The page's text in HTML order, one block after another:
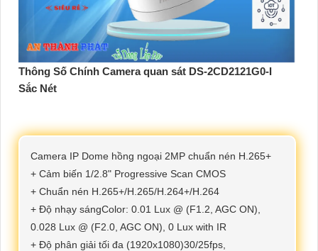
Thông Số Chính Camera quan sát DS-2CD2121G0-I
Sắc Nét
Camera IP Dome hồng ngoại 2MP chuẩn nén H.265+
+ Cảm biến 1/2.8" Progressive Scan CMOS
+ Chuẩn nén H.265+/H.265/H.264+/H.264
+ Độ nhạy sángColor: 0.01 Lux @ (F1.2, AGC ON),
0.028 Lux @ (F2.0, AGC ON), 0 Lux with IR
+ Độ phân giải tối đa (1920x1080)30/25fps,